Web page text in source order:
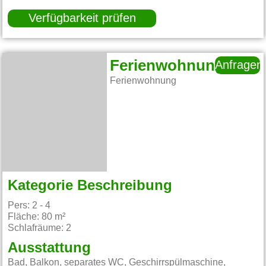
Verfügbarkeit prüfen
Ferienwohnung
Ferienwohnung
Anfragen
Kategorie Beschreibung
Pers: 2 - 4
Fläche: 80 m²
Schlafräume: 2
Ausstattung
Bad, Balkon, separates WC, Geschirrspülmaschine,